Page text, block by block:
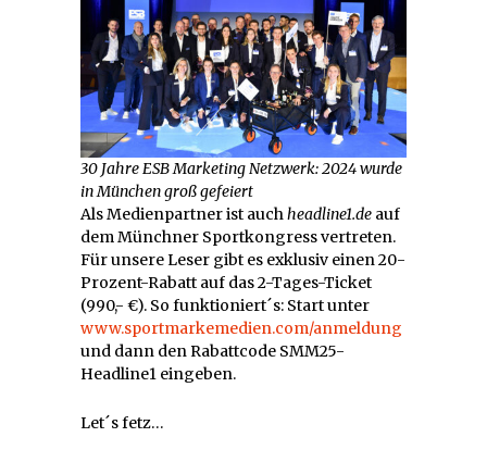
30 Jahre ESB Marketing Netzwerk: 2024 wurde
in München groß gefeiert
Als Medienpartner ist auchheadline1.de auf
dem Münchner Sportkongress vertreten.
Für unsere Leser gibt es exklusiv einen 20-
Prozent-Rabatt auf das 2-Tages-Ticket
(990,- €). So funktioniert´s: Start unter
www.sportmarkemedien.com/anmeldung
und dann den Rabattcode SMM25-
Headline1 eingeben.
Let´s fetz…